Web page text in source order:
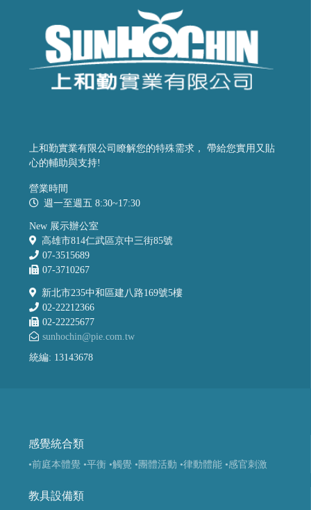
上和勤實業有限公司瞭解您的特殊需求， 帶給您實用又貼
心的輔助與支持!
營業時間
週一至週五 8:30~17:30
New 展示辦公室
高雄市814仁武區京中三街85號
07-3515689
07-3710267
新北市235中和區建八路169號5樓
02-22212366
02-22225677
sunhochin@pie.com.tw
統編: 13143678
感覺統合類
•前庭本體覺 •平衡 •觸覺 •團體活動 •律動體能 •感官刺激
教具設備類